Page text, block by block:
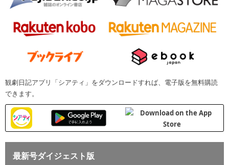
観劇日記アプリ「シアティ」をダウンロードすれば、電子版を無料購読
できます。
最新号ダイジェスト版